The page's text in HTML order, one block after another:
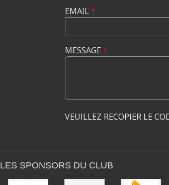
EMAIL*
MESSAGE *
VEUILLEZ RECOPIER LE
LES SPONSORS DU CLUB